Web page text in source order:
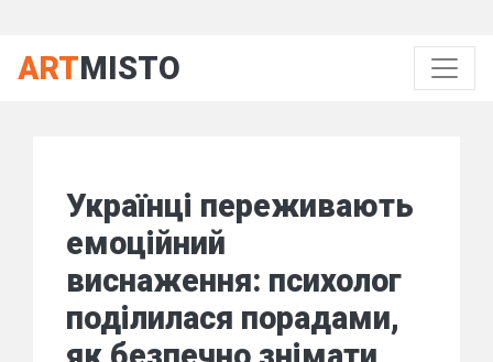
ARTMISTO
Українці переживають
емоційний
виснаження: психолог
поділилася порадами,